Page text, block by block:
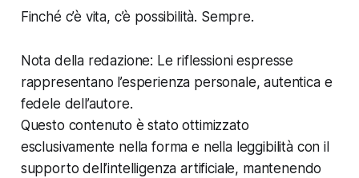
Finché c’è vita, c’è possibilità. Sempre.
Nota della redazione: Le riflessioni espresse
rappresentano l’esperienza personale, autentica e
fedele dell’autore.
Questo contenuto è stato ottimizzato
esclusivamente nella forma e nella leggibilità con il
supporto dell’intelligenza artificiale, mantenendo